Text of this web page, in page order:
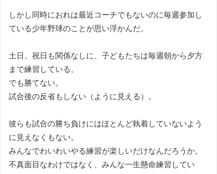
しかし同時におれは最近コーチでもないのに毎週参加し
ている少年野球のことが思い浮かんだ。
土日、祝日も関係なしに、子どもたちは毎週朝から夕方
まで練習している。
でも勝てない。
試合後の反省もしない（ように見える）。
彼らも試合の勝ち負けにはほとんど執着していないよう
に見えなくもない。
みんなでわいわいやる練習が楽しいだけなんだろうか。
不真面目なわけではなく、みんな一生懸命練習してい